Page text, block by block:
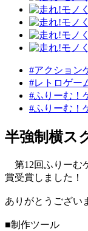
#アクション
#レトロゲー
#ふりーむ！
#ふりーむ！
半強制横ス
第12回ふりーむ
賞受賞しました！
ありがとうござい
■制作ツール